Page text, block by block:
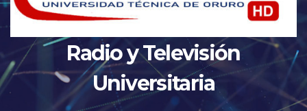
Radio y Televisión
Universitaria